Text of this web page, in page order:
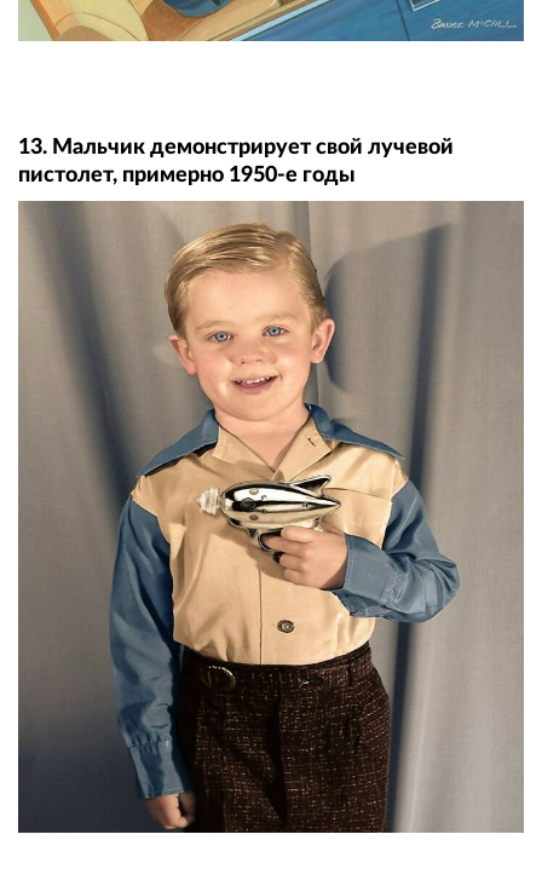
13. Мальчик демонстрирует свой лучевой
пистолет, примерно 1950-е годы